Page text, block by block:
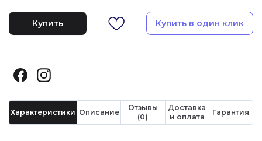
Купить Купить в один клик
Характеристики Описание
Отзывы
(0)
Доставка
и оплата
Гарантия